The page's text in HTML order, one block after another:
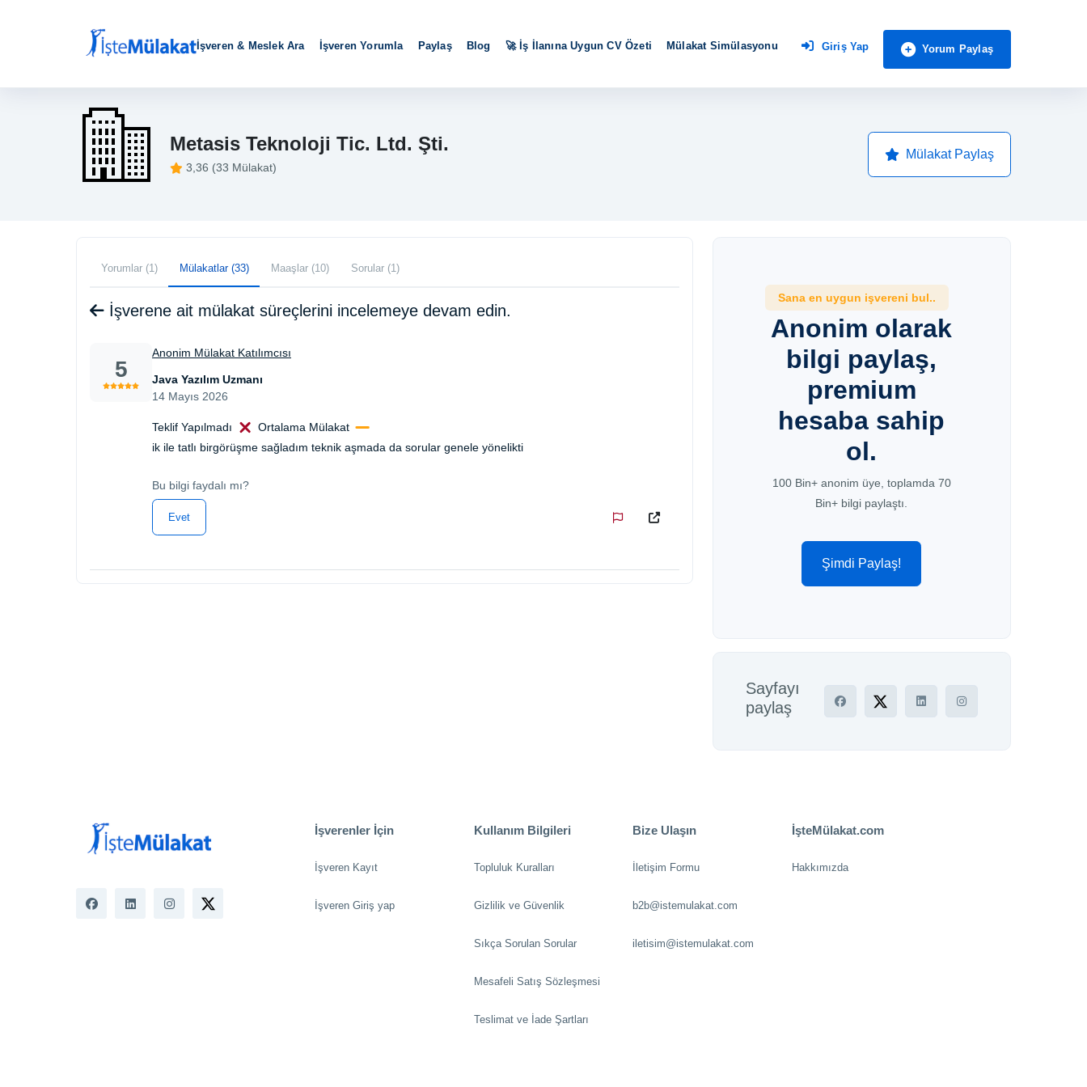
İşveren & Meslek Ara İşveren Yorumla Paylaş Blog 🚀 İş İlanına Uygun CV Özeti Mülakat Simülasyonu Giriş Yap Yorum Paylaş
Metasis Teknoloji Tic. Ltd. Şti.
3,36 (33 Mülakat)
Mülakat Paylaş
Yorumlar (1) Mülakatlar (33) Maaşlar (10) Sorular (1)
İşverene ait mülakat süreçlerini incelemeye devam edin.
5
Anonim Mülakat Katılımcısı
Java Yazılım Uzmanı
14 Mayıs 2026
Teklif Yapılmadı
Ortalama Mülakat
ik ile tatlı birgörüşme sağladım teknik aşmada da sorular genele yönelikti
Bu bilgi faydalı mı?
Evet
Sana en uygun işvereni bul..
Anonim olarak
bilgi paylaş,
premium
hesaba sahip
ol.
100 Bin+ anonim üye, toplamda 70
Bin+ bilgi paylaştı.
Şimdi Paylaş!
Sayfayı
paylaş
İşverenler İçin
İşveren Kayıt
İşveren Giriş yap
Kullanım Bilgileri
Topluluk Kuralları
Gizlilik ve Güvenlik
Sıkça Sorulan Sorular
Mesafeli Satış Sözleşmesi
Teslimat ve İade Şartları
Bize Ulaşın
İletişim Formu
b2b@istemulakat.com
iletisim@istemulakat.com
İşteMülakat.com
Hakkımızda